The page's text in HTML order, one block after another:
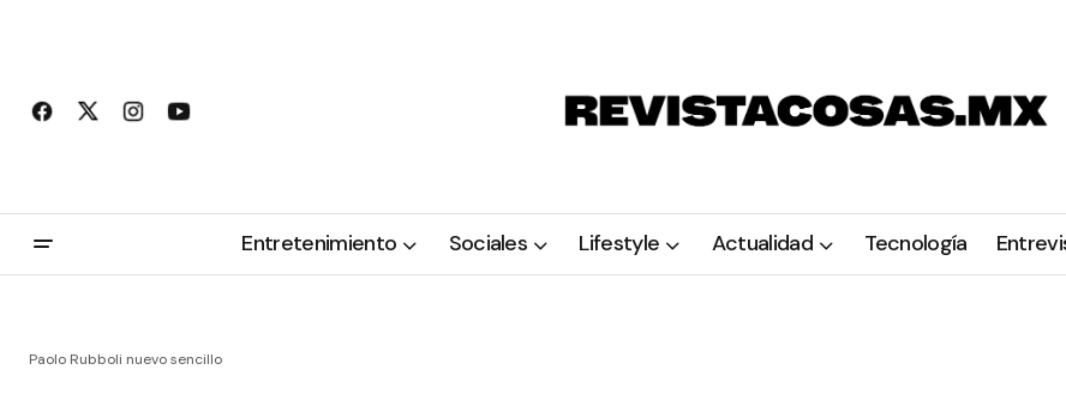
Entretenimiento Sociales Lifestyle Actualidad Tecnología
Paolo Rubboli nuevo sencillo